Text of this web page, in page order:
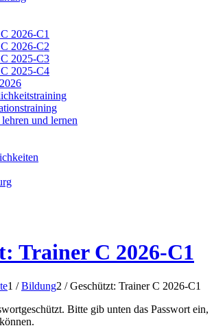
2026-C1
2026-C2
2025-C3
2025-C4
und lernen
Trainer C 2026-C1
1 / Bildung2 / Geschützt: Trainer C 2026-C1
Bitte gib unten das Passwort ein,